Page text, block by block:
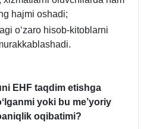
hajmi oshadi;
oʻzaro hisob-kitoblarni
EHF taqdim etishga
yoki bu me’yoriy
oqibatimi?